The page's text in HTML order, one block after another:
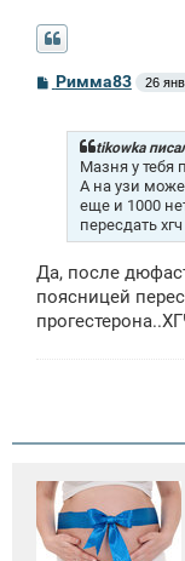
С
о
Римма83 26
tikowka
Мазня у тебя
А на узи
еще и 1000
пересдать
Да, после
поясницей